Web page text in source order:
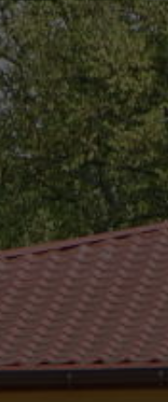
urzad_gminy@wojcieszkow.pl